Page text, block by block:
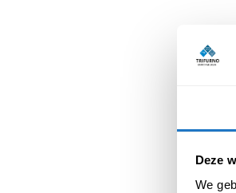
Deze
We